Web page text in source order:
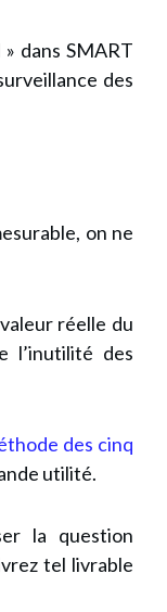
dans SMART
des
on ne
réelle du
l’inutilité des
des cinq
utilité.
la question
tel livrable